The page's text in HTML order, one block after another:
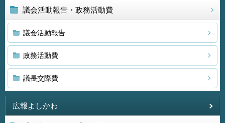
議会活動報告・政務活動費
議会活動報告
政務活動費
議長交際費
広報よしかわ